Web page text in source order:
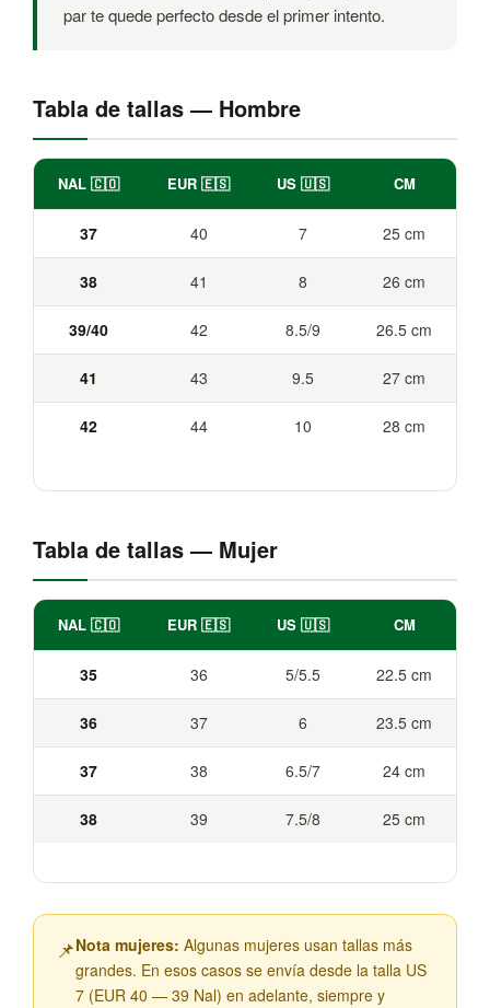
par te quede perfecto desde el primer intento.
Tabla de tallas — Hombre
NAL 🇨🇴 EUR 🇪🇸 US 🇺🇸 CM
37 40 7 25 cm
38 41 8 26 cm
39/40 42 8.5/9 26.5 cm
41 43 9.5 27 cm
42 44 10 28 cm
Tabla de tallas — Mujer
NAL 🇨🇴 EUR 🇪🇸 US 🇺🇸 CM
35 36 5/5.5 22.5 cm
36 37 6 23.5 cm
37 38 6.5/7 24 cm
38 39 7.5/8 25 cm
📌Nota mujeres: Algunas mujeres usan tallas más
grandes. En esos casos se envía desde la talla US
7 (EUR 40 — 39 Nal) en adelante, siempre y